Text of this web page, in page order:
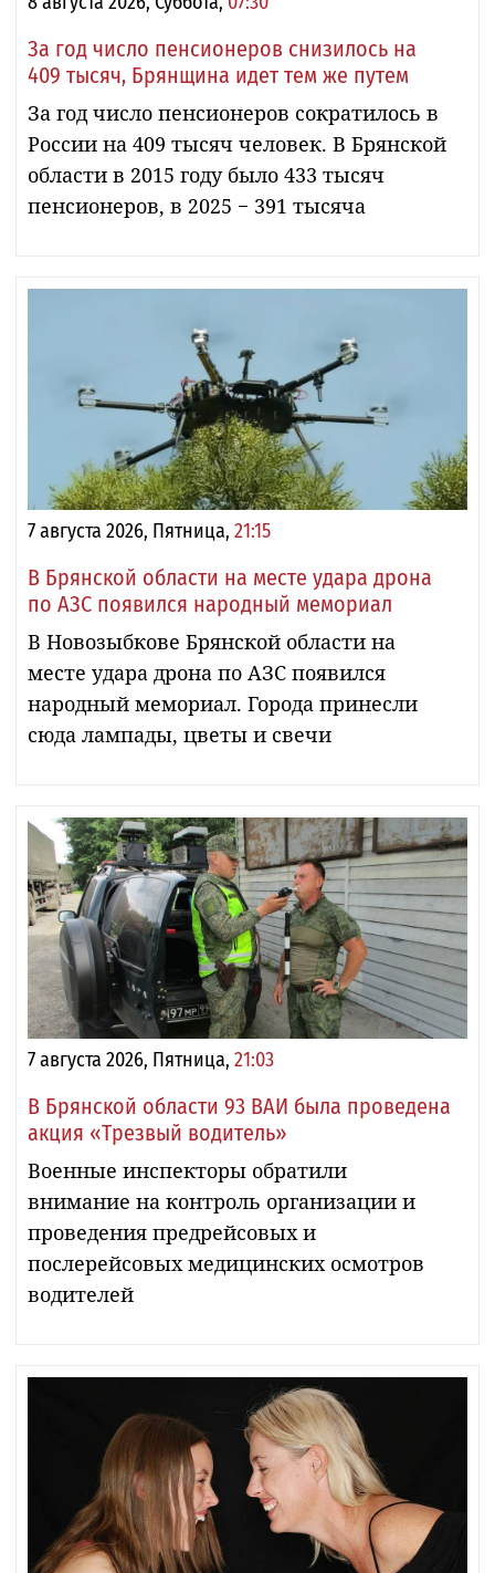
За год число пенсионеров снизилось на
409 тысяч, Брянщина идет тем же путем
За год число пенсионеров сократилось в
России на 409 тысяч человек. В Брянской
области в 2015 году было 433 тысяч
пенсионеров, в 2025 − 391 тысяча
7 августа 2026, Пятница, 21:15
В Брянской области на месте удара дрона
по АЗС появился народный мемориал
В Новозыбкове Брянской области на
месте удара дрона по АЗС появился
народный мемориал. Города принесли
сюда лампады, цветы и свечи
7 августа 2026, Пятница, 21:03
В Брянской области 93 ВАИ была проведена
акция «Трезвый водитель»
Военные инспекторы обратили
внимание на контроль организации и
проведения предрейсовых и
послерейсовых медицинских осмотров
водителей